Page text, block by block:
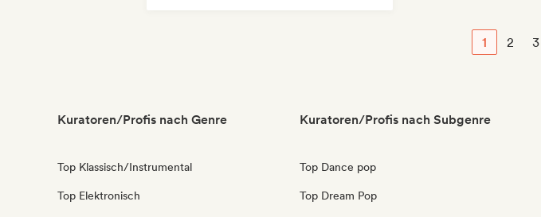
1 2 3
Kuratoren/Profis nach Genre
Top Klassisch/Instrumental
Top Elektronisch
Kuratoren/Profis nach Subgenre
Top Dance pop
Top Dream Pop